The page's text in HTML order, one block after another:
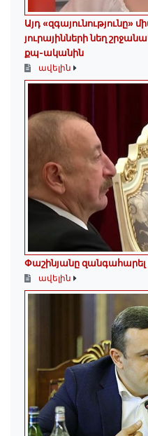
Այդ «զգայունությունը»
յուրայինների նեղ
քպ-ականին
ավելին
Փաշինյանը զանգահարել
ավելին